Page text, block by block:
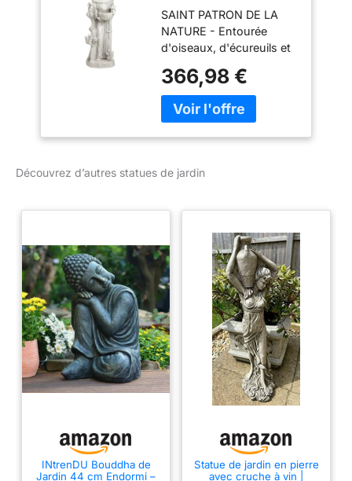
Statue de Jardin
Mangeoire
d'Oiseau, Grand 94
cm, polyrésine,
pierre antique
SAINT PATRON DE LA
NATURE - Entourée
d'oiseaux, d'écureuils et
statue de notre St.
Francis Nature
Nourricière est pleine de
FIGURINE MANGEOIRE
seulement notre statue
un point attractif dans
votre jardin, mais elle
pourra aussi servir de
mangeoire lorsque vous
ajouterez des graines
d’oiseaux à son bol
généreux SCULPTURES
DE HAUTE QUALITÉ -
Moulés à la main avec de
la vraie pierre concassée,
sculpture religieuse est
recouverte d'un fini blanc
antique résistant aux UV
366,98 €
Découvrez d’autres statues de jardin
INtrenDU Bouddha de
Jardin 44 cm Endormi –
Statue de jardin en pierre
avec cruche à vin |